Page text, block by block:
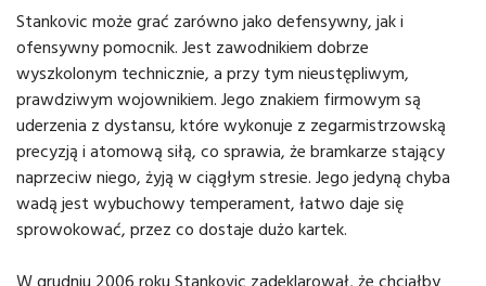
Stankovic może grać zarówno jako defensywny, jak i
ofensywny pomocnik. Jest zawodnikiem dobrze
wyszkolonym technicznie, a przy tym nieustępliwym,
prawdziwym wojownikiem. Jego znakiem firmowym są
uderzenia z dystansu, które wykonuje z zegarmistrzowską
precyzją i atomową siłą, co sprawia, że bramkarze stający
naprzeciw niego, żyją w ciągłym stresie. Jego jedyną chyba
wadą jest wybuchowy temperament, łatwo daje się
sprowokować, przez co dostaje dużo kartek.
W grudniu 2006 roku Stankovic zadeklarował, że chciałby